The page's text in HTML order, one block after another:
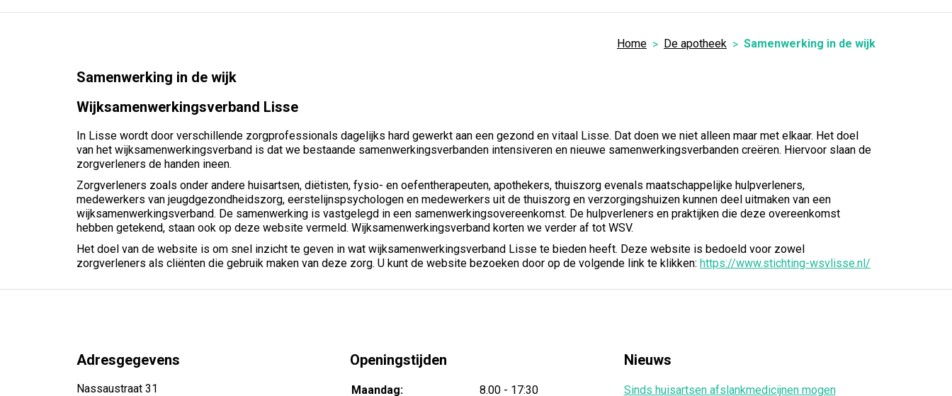
Home De apotheek Samenwerking in de wijk
Samenwerking in de wijk
Wijksamenwerkingsverband Lisse
In Lisse wordt door verschillende zorgprofessionals dagelijks hard gewerkt aan een gezond en vitaal Lisse. Dat doen we niet alleen maar met elkaar. Het doel
van het wijksamenwerkingsverband is dat we bestaande samenwerkingsverbanden intensiveren en nieuwe samenwerkingsverbanden creëren. Hiervoor slaan de
zorgverleners de handen ineen.
Zorgverleners zoals onder andere huisartsen, diëtisten, fysio- en oefentherapeuten, apothekers, thuiszorg evenals maatschappelijke hulpverleners,
medewerkers van jeugdgezondheidszorg, eerstelijnspsychologen en medewerkers uit de thuiszorg en verzorgingshuizen kunnen deel uitmaken van een
wijksamenwerkingsverband. De samenwerking is vastgelegd in een samenwerkingsovereenkomst. De hulpverleners en praktijken die deze overeenkomst
hebben getekend, staan ook op deze website vermeld. Wijksamenwerkingsverband korten we verder af tot WSV.
Het doel van de website is om snel inzicht te geven in wat wijksamenwerkingsverband Lisse te bieden heeft. Deze website is bedoeld voor zowel
zorgverleners als cliënten die gebruik maken van deze zorg. U kunt de website bezoeken door op de volgende link te klikken: https://www.stichting-wsvlisse.nl/
Adresgegevens
Nassaustraat 31
Openingstijden
Maandag: 8.00 - 17:30
Nieuws
Sinds huisartsen afslankmedicijnen mogen